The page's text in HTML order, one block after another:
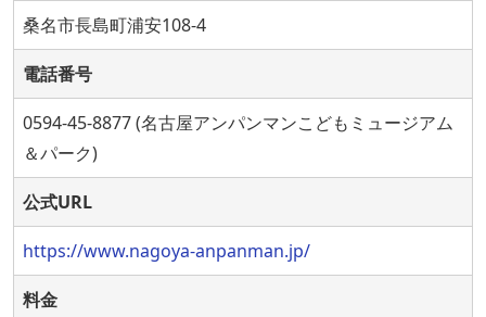
桑名市長島町浦安108-4
電話番号
0594-45-8877 (名古屋アンパンマンこどもミュージアム
＆パーク)
公式URL
https://www.nagoya-anpanman.jp/
料金